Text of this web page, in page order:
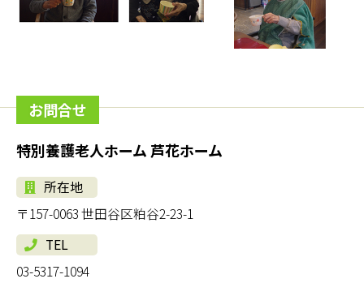
お問合せ
特別養護老人ホーム 芦花ホーム
所在地
〒157-0063 世田谷区粕谷2-23-1
TEL
03-5317-1094